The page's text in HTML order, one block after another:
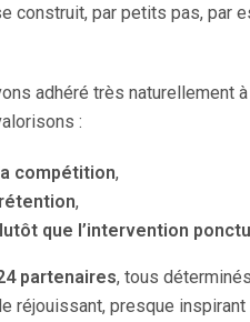
construit, par petits pas, par
adhéré très naturellement à
:
compétition,
,
que l’intervention
partenaires, tous
réjouissant, presque